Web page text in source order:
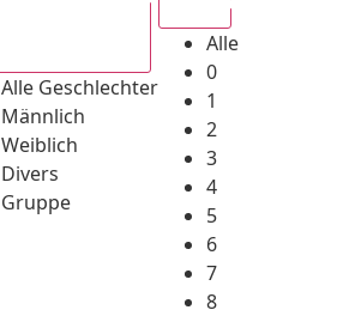
Alle Geschlechter
Männlich
Weiblich
Divers
Gruppe
Alle
0
1
2
3
4
5
6
7
8